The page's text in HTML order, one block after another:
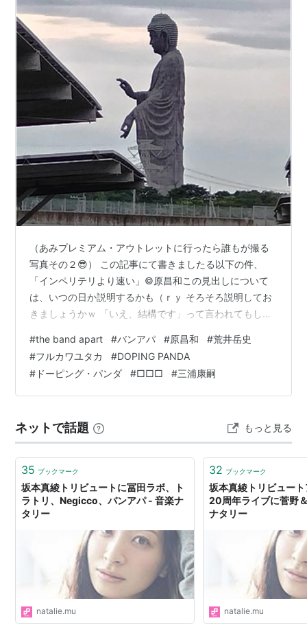
（あみプレミアム・アウトレットに行ったら誰もが撮る
写真その２😎） この記事にて書きましたる以下の件、
「インペリテリより速い」©原昌和この見出しについて
は、いつの日か説明するかも（ｒｙ そろそろ説明してお
きましょうかｗ 「いえ、結構です」って言われてもしま
い」©原昌和 今日のプログレッシブＡＯＲ（再掲） 初め
てのバンアパ Eric.W の荒井さんのカッティング
□□□（クチロロ）feat. the band apart DOPING
PANDA / the band apart「MELLOW FELLOW」 「イン
#the band apart #バンアパ #原昌和 #荒井岳史
#フルカワユタカ #DOPING PANDA
# ドーピング・パンダ #□□□ #三浦康嗣
ネットで話題 もっと見る
35 ブックマーク
坂本真綾トリビュートに冨田ラボ、ト
ラトリ、Negicco、バンアパ - 音楽ナ
タリー
natalie.mu
32 ブックマーク
坂本真綾トリビュー
20周年ライブに菅野
ナタリー
natalie.mu